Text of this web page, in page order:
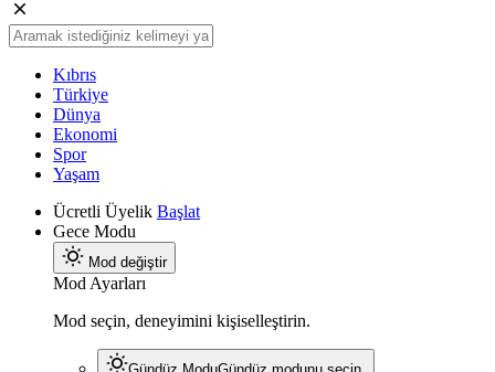
Kıbrıs
Türkiye
Dünya
Ekonomi
Spor
Yaşam
Ücretli Üyelik Başlat
Gece Modu
Mod değiştir
Mod Ayarları
Mod seçin, deneyimini kişiselleştirin.